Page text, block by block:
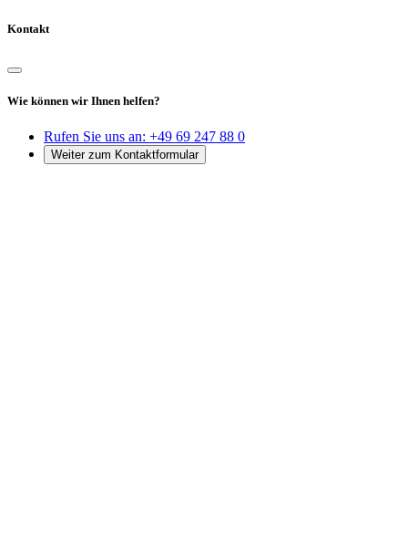
Kontakt
Wie können wir Ihnen helfen?
Rufen Sie uns an: +49 69 247 88 0